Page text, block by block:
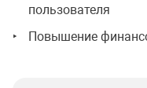
пользователя
Повышение